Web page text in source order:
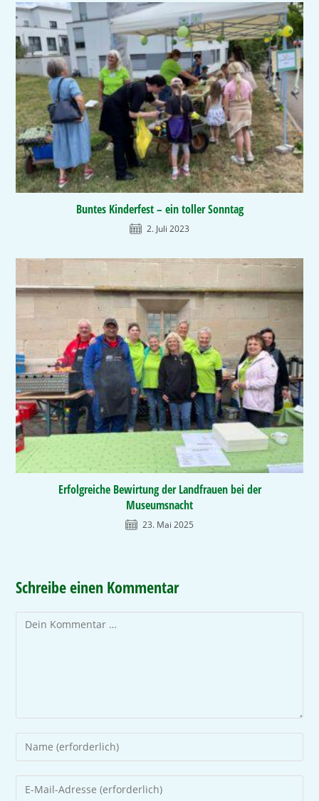
Buntes Kinderfest – ein toller Sonntag
2. Juli 2023
Erfolgreiche Bewirtung der Landfrauen bei der
Museumsnacht
23. Mai 2025
Schreibe einen Kommentar